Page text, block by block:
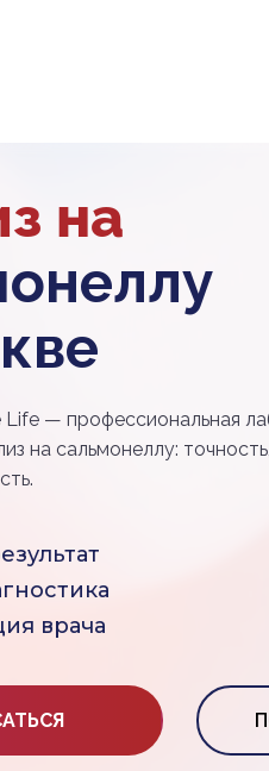
на
Life — профессиональная
на сальмонеллу:
врача